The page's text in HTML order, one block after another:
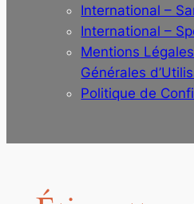
International –
International –
Mentions
Générales
Politique de